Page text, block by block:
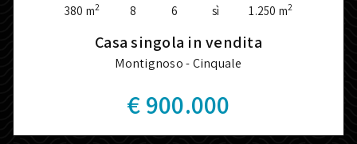
380 m2 8 6 sì 1.250 m2
Casa singola in vendita
Montignoso - Cinquale
€ 900.000